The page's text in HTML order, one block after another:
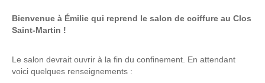
Bienvenue à Émilie qui reprend le salon de coiffure au Clos
Saint-Martin !
Le salon devrait ouvrir à la fin du confinement. En attendant
voici quelques renseignements :